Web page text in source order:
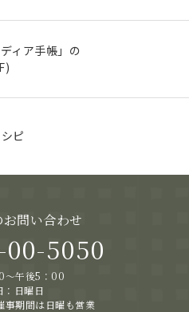
ディア手帳」の
ピ
問い合わせ
00-5050
～午後5：00
：日曜日
期間は日曜も営業